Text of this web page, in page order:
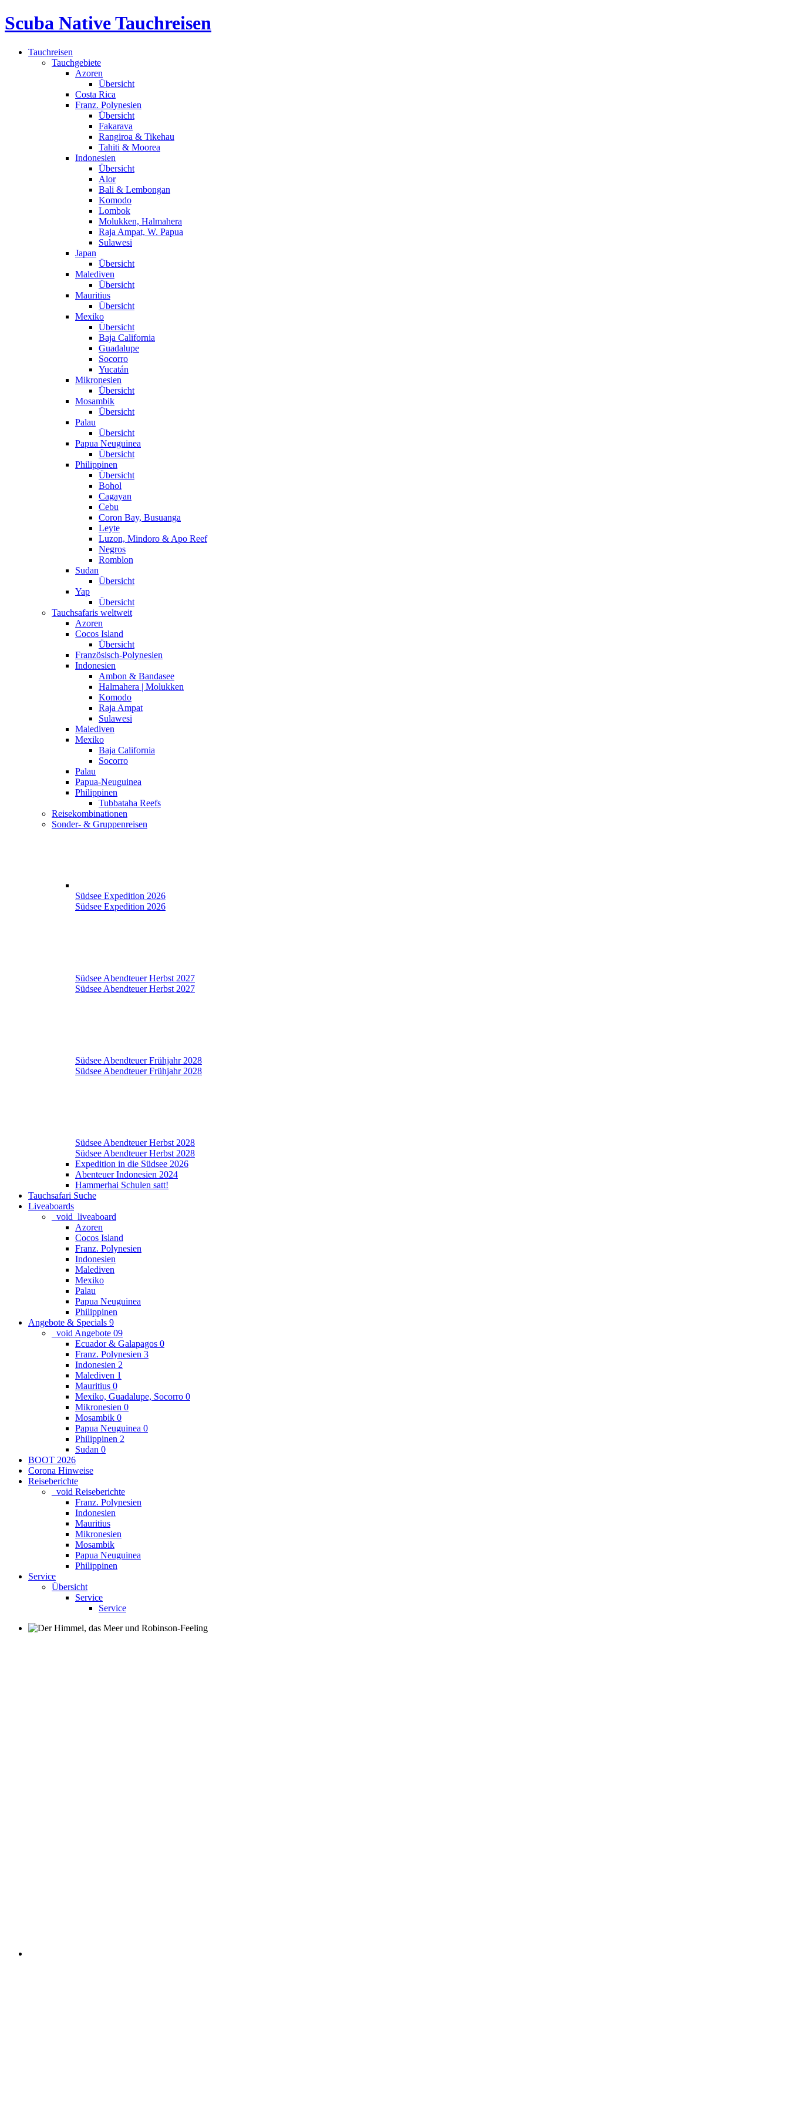
Scuba Native Tauchreisen
Tauchreisen
Tauchgebiete
Azoren
Übersicht
Costa Rica
Franz. Polynesien
Übersicht
Fakarava
Rangiroa & Tikehau
Tahiti & Moorea
Indonesien
Übersicht
Alor
Bali & Lembongan
Komodo
Lombok
Molukken, Halmahera
Raja Ampat, W. Papua
Sulawesi
Japan
Übersicht
Malediven
Übersicht
Mauritius
Übersicht
Mexiko
Übersicht
Baja California
Guadalupe
Socorro
Yucatán
Mikronesien
Übersicht
Mosambik
Übersicht
Palau
Übersicht
Papua Neuguinea
Übersicht
Philippinen
Übersicht
Bohol
Cagayan
Cebu
Coron Bay, Busuanga
Leyte
Luzon, Mindoro & Apo Reef
Negros
Romblon
Sudan
Übersicht
Yap
Übersicht
Tauchsafaris weltweit
Azoren
Cocos Island
Übersicht
Französisch-Polynesien
Indonesien
Ambon & Bandasee
Halmahera | Molukken
Komodo
Raja Ampat
Sulawesi
Malediven
Mexiko
Baja California
Socorro
Palau
Papua-Neuguinea
Philippinen
Tubbataha Reefs
Reisekombinationen
Sonder- & Gruppenreisen
Südsee Expedition 2026
Südsee Expedition 2026
Südsee Abendteuer Herbst 2027
Südsee Abendteuer Herbst 2027
Südsee Abendteuer Frühjahr 2028
Südsee Abendteuer Frühjahr 2028
Südsee Abendteuer Herbst 2028
Südsee Abendteuer Herbst 2028
Expedition in die Südsee 2026
Abenteuer Indonesien 2024
Hammerhai Schulen satt!
Tauchsafari Suche
Liveaboards
_void_liveaboard
Azoren
Cocos Island
Franz. Polynesien
Indonesien
Malediven
Mexiko
Palau
Papua Neuguinea
Philippinen
Angebote & Specials 9
_void Angebote 09
Ecuador & Galapagos 0
Franz. Polynesien 3
Indonesien 2
Malediven 1
Mauritius 0
Mexiko, Guadalupe, Socorro 0
Mikronesien 0
Mosambik 0
Papua Neuguinea 0
Philippinen 2
Sudan 0
BOOT 2026
Corona Hinweise
Reiseberichte
_void Reiseberichte
Franz. Polynesien
Indonesien
Mauritius
Mikronesien
Mosambik
Papua Neuguinea
Philippinen
Service
Übersicht
Service
Service